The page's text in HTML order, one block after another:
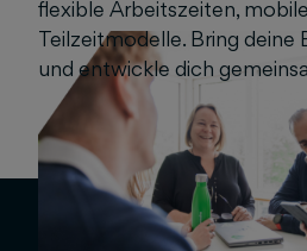
flexible Arbeitszeiten,
Teilzeitmodelle. Bring deine
und entwickle dich